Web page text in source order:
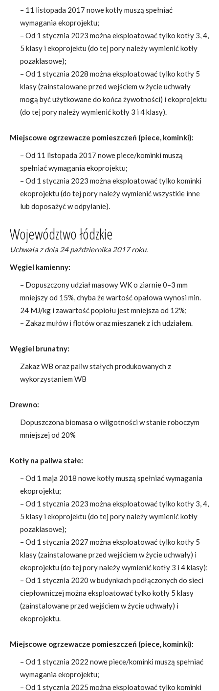
– 11 listopada 2017 nowe kotły muszą spełniać
wymagania ekoprojektu;
– Od 1 stycznia 2023 można eksploatować tylko kotły 3, 4,
5 klasy i ekoprojektu (do tej pory należy wymienić kotły
pozaklasowe);
– Od 1 stycznia 2028 można eksploatować tylko kotły 5
klasy (zainstalowane przed wejściem w życie uchwały
mogą być użytkowane do końca żywotności) i ekoprojektu
(do tej pory należy wymienić kotły 3 i 4 klasy).
Miejscowe ogrzewacze pomieszczeń (piece, kominki):
– Od 11 listopada 2017 nowe piece/kominki muszą
spełniać wymagania ekoprojektu;
– Od 1 stycznia 2023 można eksploatować tylko kominki
ekoprojektu (do tej pory należy wymienić wszystkie inne
lub doposażyć w odpylanie).
Województwo łódzkie
Uchwała z dnia 24 października 2017 roku.
Węgiel kamienny:
– Dopuszczony udział masowy WK o ziarnie 0–3 mm
mniejszy od 15%, chyba że wartość opałowa wynosi min.
24 MJ/kg i zawartość popiołu jest mniejsza od 12%;
– Zakaz mułów i flotów oraz mieszanek z ich udziałem.
Węgiel brunatny:
Zakaz WB oraz paliw stałych produkowanych z
wykorzystaniem WB
Drewno:
Dopuszczona biomasa o wilgotności w stanie roboczym
mniejszej od 20%
Kotły na paliwa stałe:
– Od 1 maja 2018 nowe kotły muszą spełniać wymagania
ekoprojektu;
– Od 1 stycznia 2023 można eksploatować tylko kotły 3, 4,
5 klasy i ekoprojektu (do tej pory należy wymienić kotły
pozaklasowe);
– Od 1 stycznia 2027 można eksploatować tylko kotły 5
klasy (zainstalowane przed wejściem w życie uchwały) i
ekoprojektu (do tej pory należy wymienić kotły 3 i 4 klasy);
– Od 1 stycznia 2020 w budynkach podłączonych do sieci
ciepłowniczej można eksploatować tylko kotły 5 klasy
(zainstalowane przed wejściem w życie uchwały) i
ekoprojektu.
Miejscowe ogrzewacze pomieszczeń (piece, kominki):
– Od 1 stycznia 2022 nowe piece/kominki muszą spełniać
wymagania ekoprojektu;
– Od 1 stycznia 2025 można eksploatować tylko kominki